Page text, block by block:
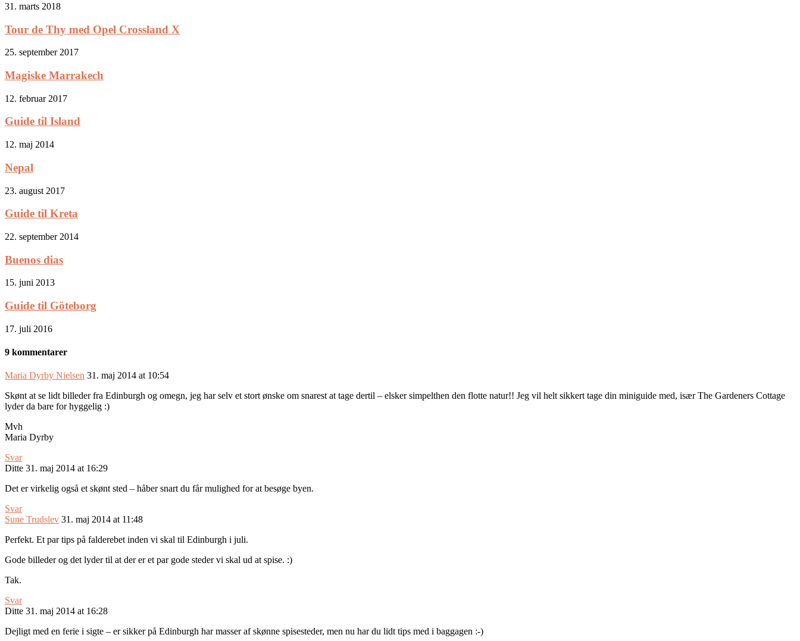
31. marts 2018
Tour de Thy med Opel Crossland X
25. september 2017
Magiske Marrakech
12. februar 2017
Guide til Island
12. maj 2014
Nepal
23. august 2017
Guide til Kreta
22. september 2014
Buenos dias
15. juni 2013
Guide til Göteborg
17. juli 2016
9 kommentarer
Maria Dyrby Nielsen 31. maj 2014 at 10:54
Skønt at se lidt billeder fra Edinburgh og omegn, jeg har selv et stort ønske om snarest at tage dertil – elsker simpelthen den flotte natur!! Jeg vil helt sikkert tage din miniguide med, især The Gardeners Cottage
lyder da bare for hyggelig :)
Mvh
Maria Dyrby
Svar
Ditte 31. maj 2014 at 16:29
Det er virkelig også et skønt sted – håber snart du får mulighed for at besøge byen.
Svar
Sune Trudslev 31. maj 2014 at 11:48
Perfekt. Et par tips på falderebet inden vi skal til Edinburgh i juli.
Gode billeder og det lyder til at der er et par gode steder vi skal ud at spise. :)
Tak.
Svar
Ditte 31. maj 2014 at 16:28
Dejligt med en ferie i sigte – er sikker på Edinburgh har masser af skønne spisesteder, men nu har du lidt tips med i baggagen :-)